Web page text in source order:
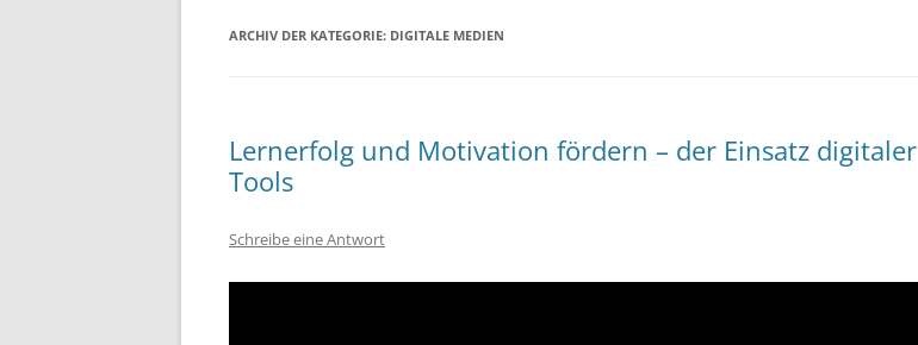
ARCHIV DER KATEGORIE: DIGITALE MEDIEN
Lernerfolg und Motivation fördern – der Einsatz digitaler
Tools
Schreibe eine Antwort